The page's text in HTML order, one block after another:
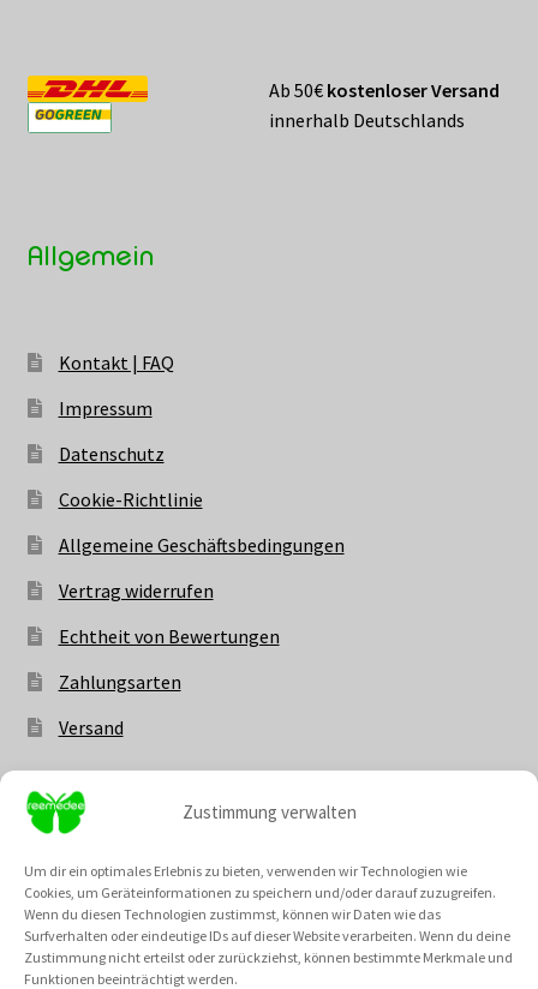
Zustimmung verwalten
Um dir ein optimales Erlebnis zu bieten, verwenden wir Technologien wie
Cookies, um Geräteinformationen zu speichern und/oder darauf zuzugreifen.
Wenn du diesen Technologien zustimmst, können wir Daten wie das
Surfverhalten oder eindeutige IDs auf dieser Website verarbeiten. Wenn du deine
Zustimmung nicht erteilst oder zurückziehst, können bestimmte Merkmale und
Funktionen beeinträchtigt werden.
Ab 50€ kostenloser Versand
innerhalb Deutschlands
Allgemein
Kontakt | FAQ
Impressum
Datenschutz
Cookie-Richtlinie
Allgemeine Geschäftsbedingungen
Vertrag widerrufen
Echtheit von Bewertungen
Zahlungsarten
Versand
Unsere Community @